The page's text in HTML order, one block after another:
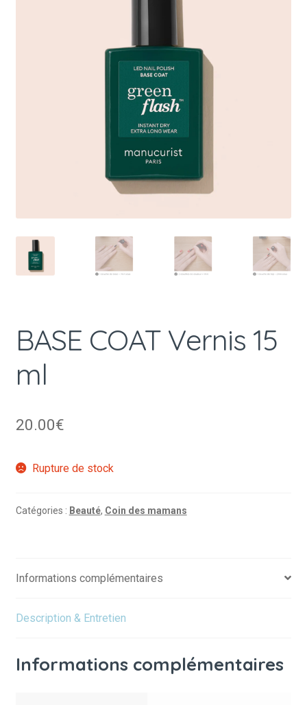
BASE COAT Vernis 15
ml
20.00€
Rupture de stock
Catégories : Beauté, Coin des mamans
Informations complémentaires
Description & Entretien
Informations complémentaires